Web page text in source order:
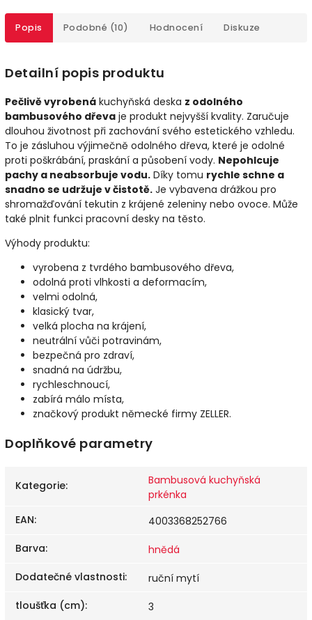
Popis Podobné (10) Hodnocení Diskuze
Detailní popis produktu
Pečlivě vyrobená kuchyňská deska z odolného
bambusového dřeva je produkt nejvyšší kvality. Zaručuje
dlouhou životnost při zachování svého estetického vzhledu.
To je zásluhou výjimečně odolného dřeva, které je odolné
proti poškrábání, praskání a působení vody. Nepohlcuje
pachy a neabsorbuje vodu. Díky tomu rychle schne a
snadno se udržuje v čistotě. Je vybavena drážkou pro
shromažďování tekutin z krájené zeleniny nebo ovoce. Může
také plnit funkci pracovní desky na těsto.
Výhody produktu:
vyrobena z tvrdého bambusového dřeva,
odolná proti vlhkosti a deformacím,
velmi odolná,
klasický tvar,
velká plocha na krájení,
neutrální vůči potravinám,
bezpečná pro zdraví,
snadná na údržbu,
rychleschnoucí,
zabírá málo místa,
značkový produkt německé firmy ZELLER.
Doplňkové parametry
Kategorie:
Bambusová kuchyňská
prkénka
EAN:
4003368252766
Barva:
hnědá
Dodatečné vlastnosti:
ruční mytí
tloušťka (cm): 3